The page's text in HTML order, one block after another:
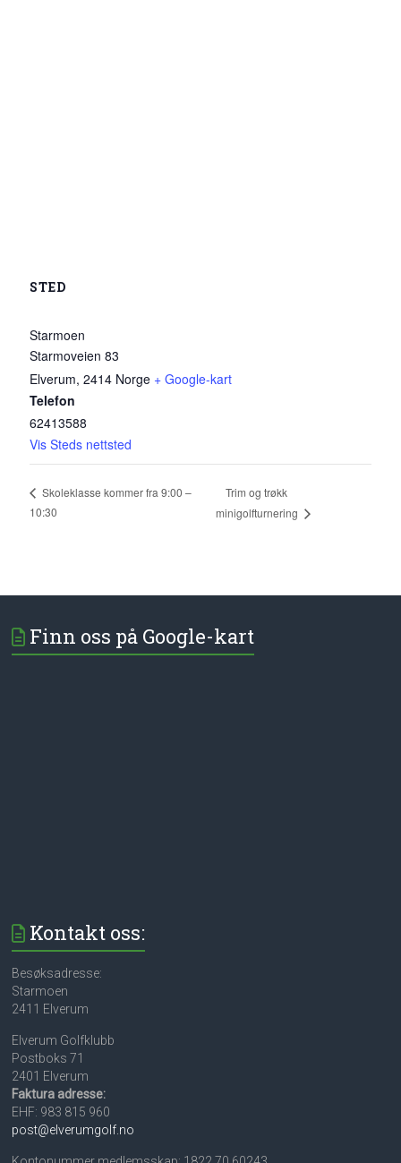
STED
Starmoen
Starmoveien 83
Elverum, 2414 Norge + Google-kart
Telefon
62413588
Vis Steds nettsted
Skoleklasse kommer fra 9:00 –
10:30
Trim og trøkk
minigolfturnering
Finn oss på Google-kart
Kontakt oss:
Besøksadresse:
Starmoen
2411 Elverum
Elverum Golfklubb
Postboks 71
2401 Elverum
Faktura adresse:
EHF: 983 815 960
post@elverumgolf.no